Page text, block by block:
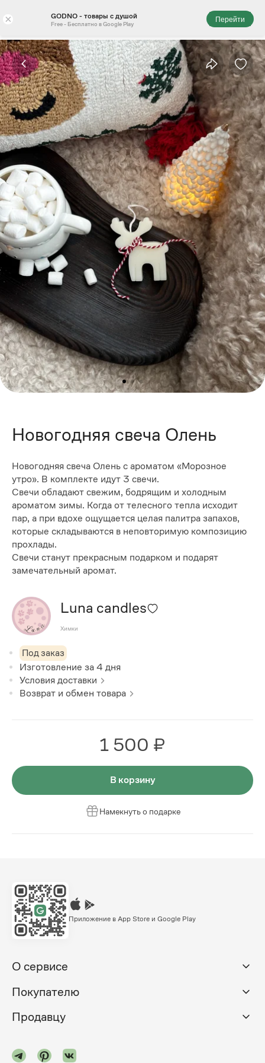
× GODNO - товары с душой
Free - Бесплатно в Google Play
Перейти
Новогодняя свеча Олень
Новогодняя свеча Олень с ароматом «Морозное
утро». В комплекте идут 3 свечи.
Свечи обладают свежим, бодрящим и холодным
ароматом зимы. Когда от телесного тепла исходит
пар, а при вдохе ощущается целая палитра запахов,
которые складываются в неповторимую композицию
прохлады.
Свечи станут прекрасным подарком и подарят
замечательный аромат.
Luna candles
Химки
Под заказ
Изготовление за4 дня
Условия доставки
Возврат и обмен товара
1 500 ₽
В корзину
Намекнуть о подарке
Приложение в App Store и Google Play
О сервисе
Покупателю
Продавцу